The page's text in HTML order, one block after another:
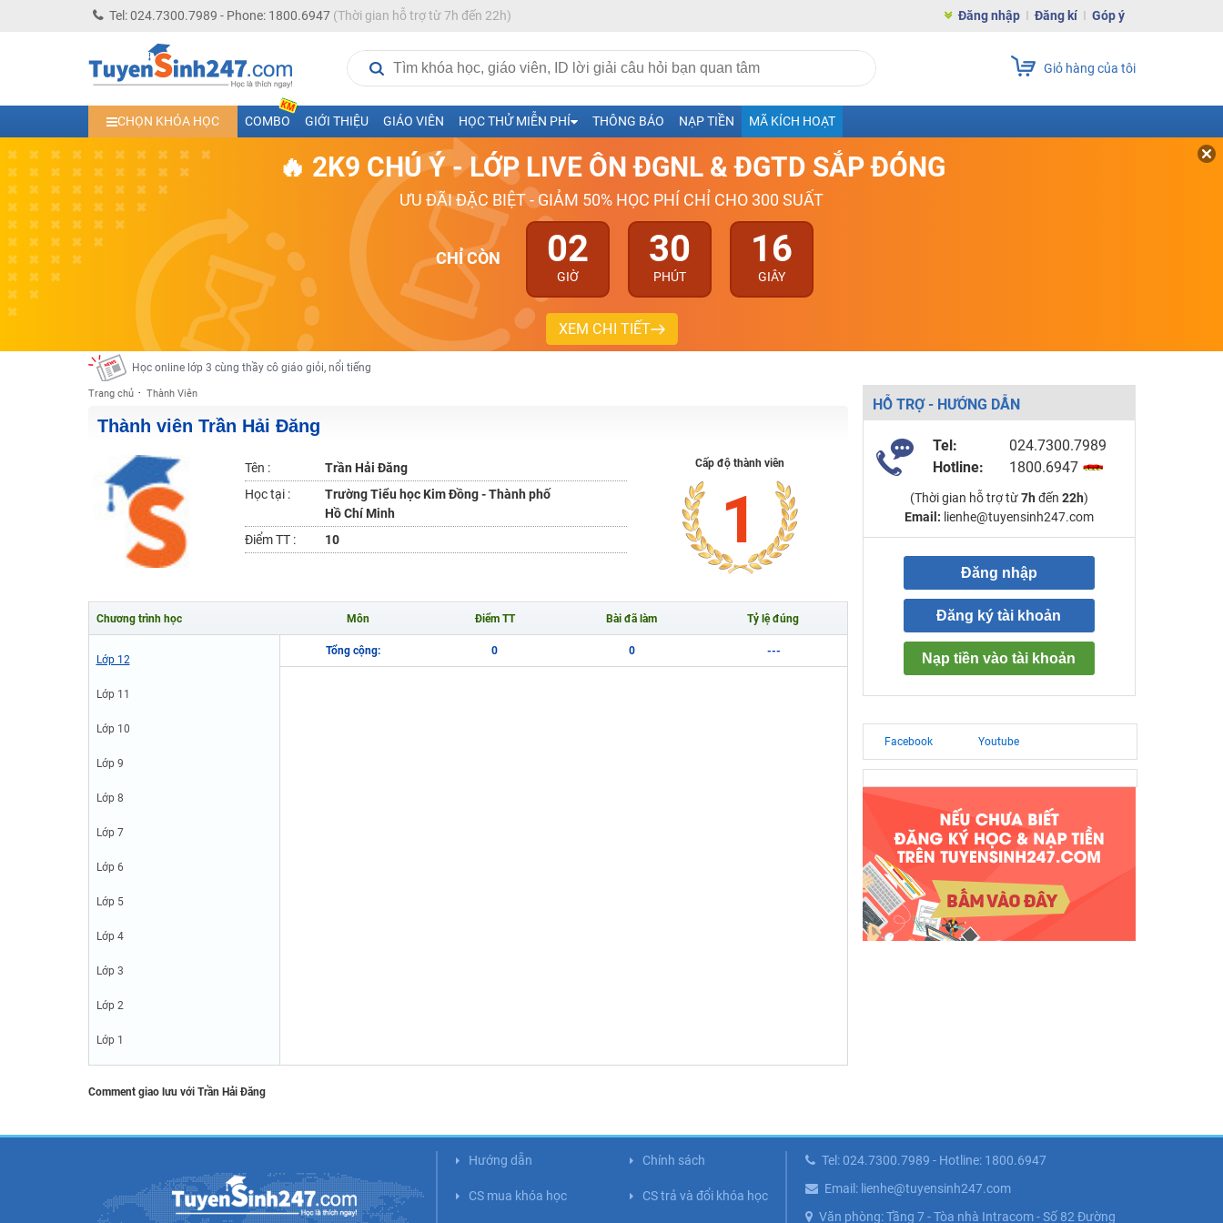
Tel: 024.7300.7989 - Phone: 1800.6947(Thời gian hỗ trợ từ 7h đến 22h) Đăng nhập Đăng kí Góp ý
Giỏ hàng của tôi
CHỌN KHÓA HỌC COMBO GIỚI THIỆU GIÁO VIÊN HỌC THỬ MIỄN PHÍ THÔNG BÁO NẠP TIỀN MÃ KÍCH HOẠT
🔥 2K9 CHÚ Ý - LỚP LIVE ÔN ĐGNL & ĐGTD SẮP ĐÓNG
ƯU ĐÃI ĐẶC BIỆT - GIẢM 50% HỌC PHÍ CHỈ CHO 300 SUẤT
CHỈ CÒN 02
GIỜ
30
PHÚT
16
GIÂY
XEM CHI TIẾT
Học trực tuyến lớp 10 các môn Toán - Lý - Hóa - Văn - Anh- Sinh-Sử-Địa cùng Thầy Cô giỏi, nổi tiếng
Học online trực tuyến cấp Tiểu học và THCS năm học 2026-2027
Học online lớp 5 cùng thầy cô giáo giỏi, nổi tiếng
Học online lớp 7 cùng thầy cô giáo giỏi
Học online lớp 6 cùng thầy cô giỏi, nổi tiếng
Học online lớp 8 cùng thầy cô giáo giỏi
2K13! Bứt Phá Lớp 5 Năm Học 2023 - 2024
Học online lớp 4 cùng thầy cô giáo giỏi, nổi tiếng
Học online lớp 3 cùng thầy cô giáo giỏi, nổi tiếng
Học online lớp 2 với thầy cô giáo giỏi, nổi tiếng
2K6! Lộ Trình Sun 2024 - Ba bước luyện thi TN THPT - ĐH ít nhất 25 điểm
Hot! Lễ hội đồng giá 449K - 499K toàn bộ khoá học tại Tuyensinh247 (Từ 16-18/07/2025)
Khuyến Mãi Khoá Học 1K Chỉ Từ 11-13/09/2024
Đồng giá khóa học 499K - 399K (13/11-15/11)
Khai giảng các khóa lớp 9 Toán - Lý - Hóa - Văn - Anh năm 2018
Khai giảng khóa Ngữ văn 7 - xây nền vững chắc cho tương lai!
Trang chủ Thành Viên
Thành viên Trần Hải Đăng
Tên :
Trần Hải Đăng
Học tại :
Trường Tiểu học Kim Đồng - Thành phố
Hồ Chí Minh
Điểm TT :
10
Cấp độ thành viên
1
Chương trình học Môn Điểm TT Bài đã làm Tỷ lệ đúng
Lớp 12
Lớp 11
Lớp 10
Lớp 9
Lớp 8
Lớp 7
Lớp 6
Lớp 5
Lớp 4
Lớp 3
Lớp 2
Lớp 1
Tổng cộng: 0 0 ---
Comment giao lưu với Trần Hải Đăng
HỖ TRỢ - HƯỚNG DẪN
Tel:
024.7300.7989
Hotline:
1800.6947
(Thời gian hỗ trợ từ7h đến 22h)
Email: lienhe@tuyensinh247.com
Đăng nhập
Đăng ký tài khoản
Nạp tiền vào tài khoản
Facebook Youtube
Hướng dẫn Chính sách
CS mua khóa học CS trả và đổi khóa học
Tel: 024.7300.7989 - Hotline: 1800.6947
Email: lienhe@tuyensinh247.com
Văn phòng: Tầng 7 - Tòa nhà Intracom - Số 82 Đường